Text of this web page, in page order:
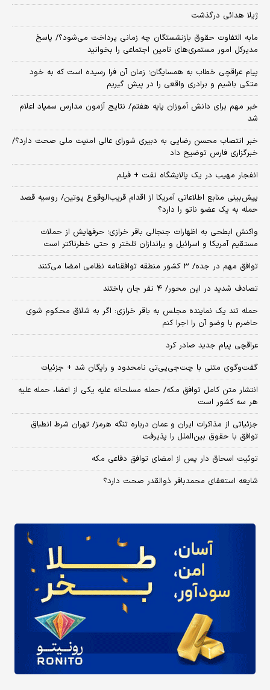
ژیلا هدائی درگذشت
مابه التفاوت حقوق بازنشستگان چه زمانی پرداخت می‌شود؟/ پاسخ
مدیرکل امور مستمری‌های تامین اجتماعی را بخوانید
پیام عراقچی خطاب به همسایگان؛ زمان آن فرا رسیده است که به خود
متکی باشیم و برادری واقعی را در پیش گیریم
خبر مهم برای دانش آموزان پایه هفتم/ نتایج آزمون مدارس سمپاد اعلام
شد
خبر انتصاب محسن رضایی به دبیری شورای عالی امنیت ملی صحت دارد؟/
خبرگزاری فارس توضیح داد
انفجار مهیب در یک پالایشگاه نفت + فیلم
پیش‌بینی منابع اطلاعاتی آمریکا از اقدام قریب‌الوقوع پوتین/ روسیه قصد
حمله به یک عضو ناتو را دارد؟
واکنش ابطحی به اظهارات جنجالی باقر خرازی؛ حرفهایش از حملات
مستقیم آمریکا و اسرائیل و براندازان تلختر و حتی خطرناکتر است
توافق مهم در جده/ ۳ کشور منطقه توافقنامه نظامی امضا می‌کنند
تصادف شدید در این محور/ ۴ نفر جان باختند
حمله تند یک نماینده مجلس به باقر خرازی: اگر به شلاق محکوم شوی
حاضرم با وضو آن را اجرا کنم
عراقچی پیام جدید صادر کرد
گفت‌وگوی متنی با چت‌جی‌پی‌تی نامحدود و رایگان شد + جزئیات
انتشار متن کامل توافق مکه/ حمله مسلحانه علیه یکی از اعضا، حمله علیه
هر سه کشور است
جزئیاتی از مذاکرات ایران و عمان درباره تنگه هرمز/ تهران شرط انطباق
توافق با حقوق بین‌الملل را پذیرفت
توئیت اسحاق دار پس از امضای توافق دفاعی مکه
شایعه استعفای محمدباقر ذوالقدر صحت دارد؟